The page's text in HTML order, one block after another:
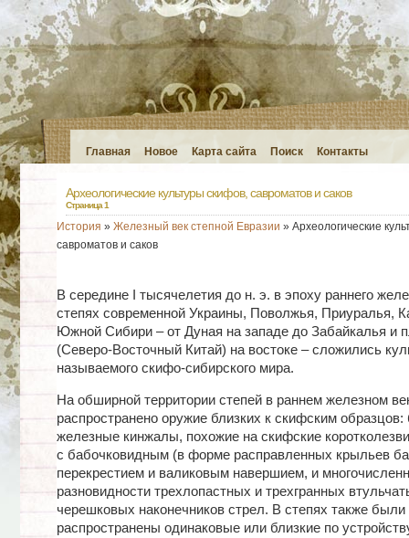
Главная Новое Карта сайта Поиск Контакты
Археологические культуры скифов, савроматов и саков
Страница 1
История » Железный век степной Евразии » Археологические
савроматов и саков
В середине I тысячелетия до н. э. в эпоху раннего
степях современной Украины, Поволжья, Приуралья,
Южной Сибири – от Дуная на западе до Забайкалья и
(Северо-Восточный Китай) на востоке – сложились
называемого скифо-сибирского мира.
На обширной территории степей в раннем железном
распространено оружие близких к скифским образцов:
железные кинжалы, похожие на скифские
с бабочковидным (в форме расправленных крыльев
перекрестием и валиковым навершием, и
разновидности трехлопастных и трехгранных
черешковых наконечников стрел. В степях также были
распространены одинаковые или близкие по